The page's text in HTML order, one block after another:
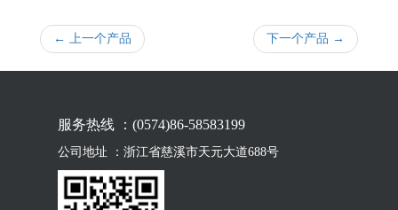
← 上一个产品 下一个产品 →
服务热线 ：(0574)86-58583199
公司地址 ：浙江省慈溪市天元大道688号